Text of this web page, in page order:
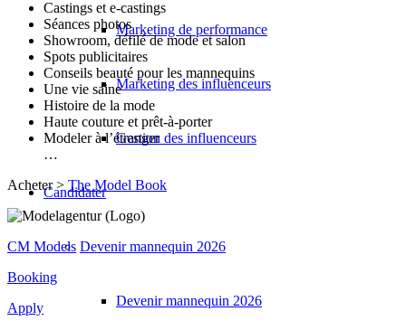
Marketing de performance
Marketing des influenceurs
Gestion des influenceurs
Candidater
Devenir mannequin 2026
Devenir mannequin 2026
Castings et e-castings
Séances photos
Showroom, défilé de mode et salon
Spots publicitaires
Conseils beauté pour les mannequins
Une vie saine
Histoire de la mode
Haute couture et prêt-à-porter
Modeler à l’étranger
…
Acheter > The Model Book
CM Models
Booking
Apply